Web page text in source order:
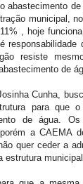
abastecimento
municipal,
, hoje
responsabilidade
resiste
de
Cunha,
para que
de água.
a CAEMA
quer ceder a
estrutura municipal.